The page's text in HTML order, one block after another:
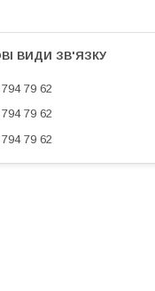
79 62
79 62
79 62